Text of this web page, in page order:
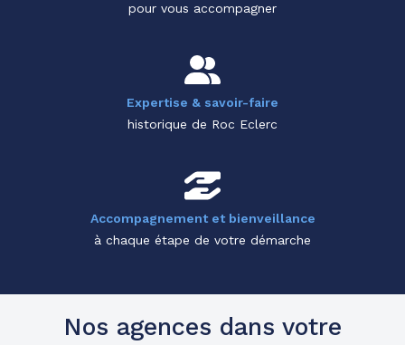
pour vous accompagner
Expertise & savoir-faire
historique de Roc Eclerc
Accompagnement et bienveillance
à chaque étape de votre démarche
Nos agences dans votre